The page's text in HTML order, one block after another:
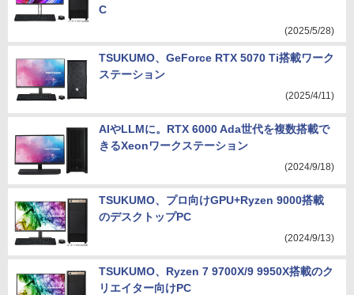
C
(2025/5/28)
TSUKUMO、GeForce RTX 5070 Ti搭載ワーク
ステーション
(2025/4/11)
AIやLLMに。RTX 6000 Ada世代を複数搭載で
きるXeonワークステーション
(2024/9/18)
TSUKUMO、プロ向けGPU+Ryzen 9000搭載
のデスクトップPC
(2024/9/13)
TSUKUMO、Ryzen 7 9700X/9 9950X搭載のク
リエイター向けPC